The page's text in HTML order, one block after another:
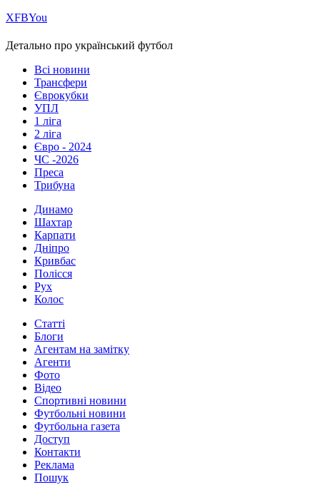
ХFBYou
Детально про український футбол
Всі новини
Трансфери
Єврокубки
УПЛ
1 ліга
2 ліга
Євро - 2024
ЧС -2026
Преса
Трибуна
Динамо
Шахтар
Карпати
Дніпро
Кривбас
Полісся
Рух
Колос
Статті
Блоги
Агентам на замітку
Агенти
Фото
Відео
Спортивні новини
Футбольні новини
Футбольна газета
Доступ
Контакти
Реклама
Пошук